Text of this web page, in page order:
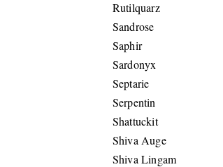
Rutilquarz
Sandrose
Saphir
Sardonyx
Septarie
Serpentin
Shattuckit
Shiva Auge
Shiva Lingam